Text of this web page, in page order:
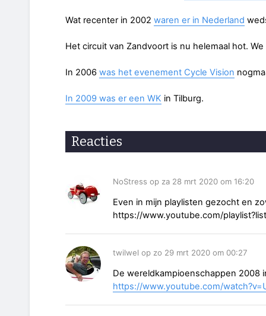
Wat recenter in 2002 waren er in Nederland
Het circuit van Zandvoort is nu helemaal hot.
In 2006 was het evenement Cycle Vision
In 2009 was er een WK in Tilburg.
Reacties
NoStress op za 28 mrt 2020 om 16:20
Even in mijn playlisten gezocht en
https://www.youtube.com/
twilwel op zo 29 mrt 2020 om 00:27
De wereldkampioenschappen 2008
https://www.youtube.com/